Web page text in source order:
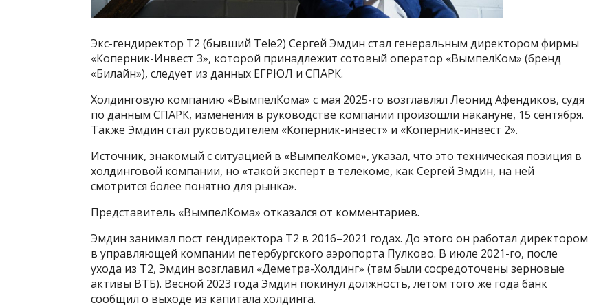
Экс-гендиректор T2 (бывший Tele2) Сергей Эмдин стал генеральным директором фирмы
«Коперник-Инвест 3», которой принадлежит сотовый оператор «ВымпелКом» (бренд
«Билайн»), следует из данных ЕГРЮЛ и СПАРК.
Холдинговую компанию «ВымпелКома» с мая 2025-го возглавлял Леонид Афендиков, судя
по данным СПАРК, изменения в руководстве компании произошли накануне, 15 сентября.
Также Эмдин стал руководителем «Коперник-инвест» и «Коперник-инвест 2».
Источник, знакомый с ситуацией в «ВымпелКоме», указал, что это техническая позиция в
холдинговой компании, но «такой эксперт в телекоме, как Сергей Эмдин, на ней
смотрится более понятно для рынка».
Представитель «ВымпелКома» отказался от комментариев.
Эмдин занимал пост гендиректора T2 в 2016–2021 годах. До этого он работал директором
в управляющей компании петербургского аэропорта Пулково. В июле 2021-го, после
ухода из T2, Эмдин возглавил «Деметра-Холдинг» (там были сосредоточены зерновые
активы ВТБ). Весной 2023 года Эмдин покинул должность, летом того же года банк
сообщил о выходе из капитала холдинга.